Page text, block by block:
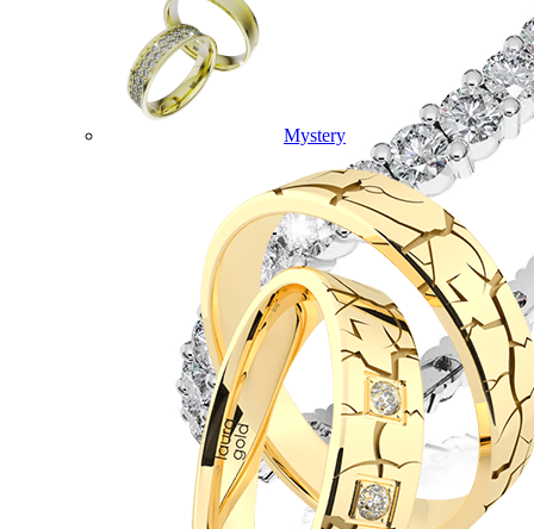
Mystery